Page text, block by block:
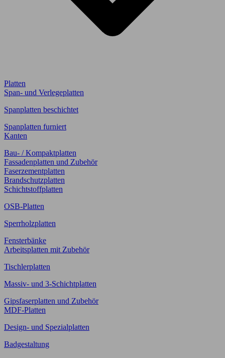
Platten
Span- und Verlegeplatten
Spanplatten beschichtet
Spanplatten furniert
Kanten
Bau- / Kompaktplatten
Fassadenplatten und Zubehör
Faserzementplatten
Brandschutzplatten
Schichtstoffplatten
OSB-Platten
Sperrholzplatten
Fensterbänke
Arbeitsplatten mit Zubehör
Tischlerplatten
Massiv- und 3-Schichtplatten
Gipsfaserplatten und Zubehör
MDF-Platten
Design- und Spezialplatten
Badgestaltung